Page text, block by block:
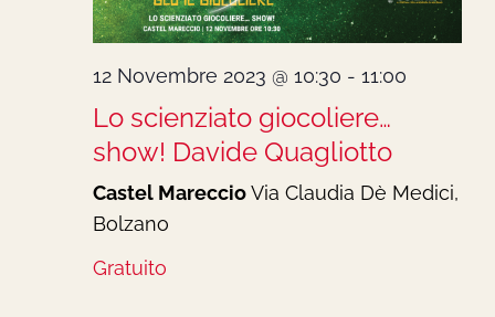
12 Novembre 2023 @ 10:30 - 11:00
Lo scienziato giocoliere…
show! Davide Quagliotto
Castel MareccioVia Claudia Dè Medici,
Bolzano
Gratuito